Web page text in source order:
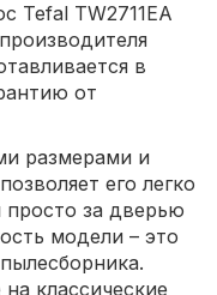
Tefal TW2711EA
в
от
размерами и
его легко
просто за дверью
модели – это
классические